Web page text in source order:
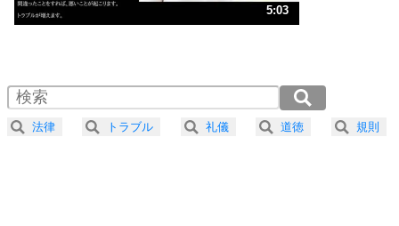
人生、なんとかなるもの。
気楽に生きる30の方法
4 器の大きい人は、怒りを優しさで表現する。
5:03
2.0倍速 （594KB 2分31秒）
2.5倍速 （475KB 2分1秒）
3.0倍速 （396KB 1分41秒）
法律 トラブル 礼儀 道徳 規則